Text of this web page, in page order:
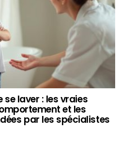
laver : les vraies
et les
par les spécialistes